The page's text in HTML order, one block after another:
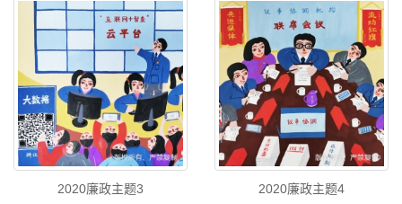
2020廉政主题3 2020廉政主题4